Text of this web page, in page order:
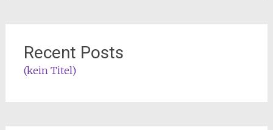
Recent Posts
(kein Titel)